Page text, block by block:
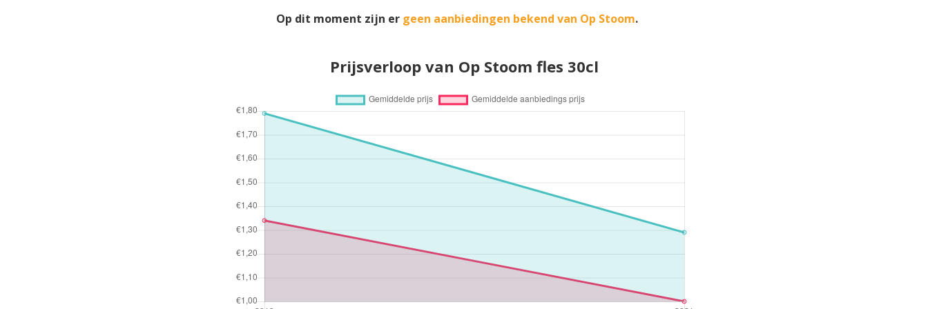
Op dit moment zijn er geen aanbiedingen bekend van Op Stoom.
Prijsverloop van Op Stoom fles 30cl